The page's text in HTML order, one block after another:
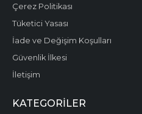
Çerez Politikası
Tüketici Yasası
İade ve Değişim Koşulları
Güvenlik İlkesi
İletişim
KATEGORILER